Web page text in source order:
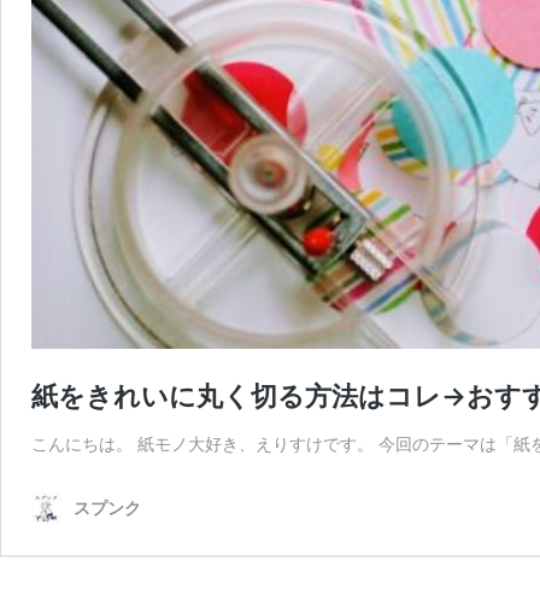
紙をきれいに丸く切る方法はコレ→おす
こんにちは。 紙モノ大好き、えりすけです。 今回のテーマは「
スプンク